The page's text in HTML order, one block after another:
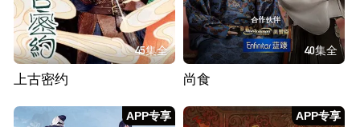
45集全
上古密约
40集全
尚食
APP专享 APP专享